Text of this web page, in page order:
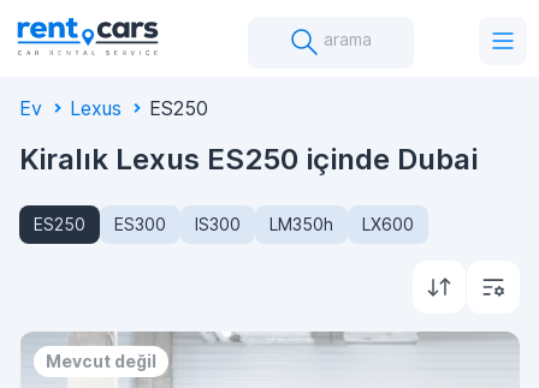
arama
Ev Lexus ES250
Kiralık Lexus ES250 içinde Dubai
ES250 ES300 IS300 LM350h LX600
Mevcut değil